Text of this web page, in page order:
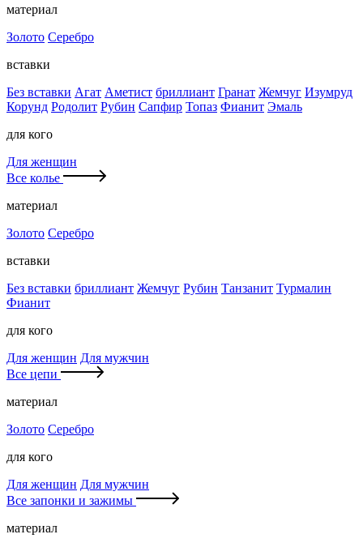
материал
Золото Серебро
вставки
Без вставки Агат Аметист бриллиант Гранат Жемчуг Изумруд
Корунд Родолит Рубин Сапфир Топаз Фианит Эмаль
для кого
Для женщин
Все колье
материал
Золото Серебро
вставки
Без вставки бриллиант Жемчуг Рубин Танзанит Турмалин
Фианит
для кого
Для женщин Для мужчин
Все цепи
материал
Золото Серебро
для кого
Для женщин Для мужчин
Все запонки и зажимы
материал